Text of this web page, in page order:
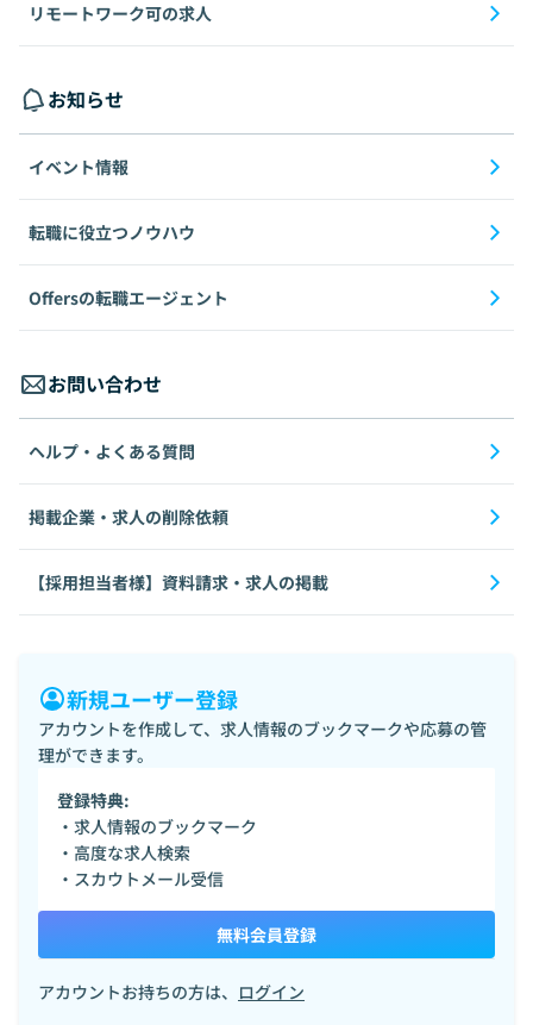
リモートワーク可の求人
お知らせ
イベント情報
転職に役立つノウハウ
Offersの転職エージェント
お問い合わせ
ヘルプ・よくある質問
掲載企業・求人の削除依頼
【採用担当者様】資料請求・求人の掲載
新規ユーザー登録
アカウントを作成して、求人情報のブックマークや応募の管
理ができます。
登録特典:
・求人情報のブックマーク
・高度な求人検索
・スカウトメール受信
無料会員登録
アカウントお持ちの方は、 ログイン